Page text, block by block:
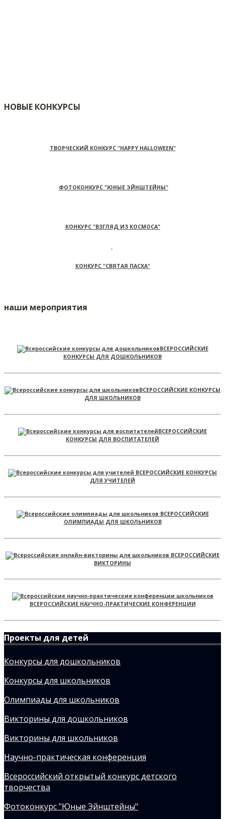
НОВЫЕ КОНКУРСЫ
ТВОРЧЕСКИЙ КОНКУРС "HAPPY HALLOWEEN"
ФОТОКОНКУРС "ЮНЫЕ ЭЙНШТЕЙНЫ"
КОНКУРС "ВЗГЛЯД ИЗ КОСМОСА"
КОНКУРС "СВЯТАЯ ПАСХА"
наши мероприятия
ВСЕРОССИЙСКИЕ
КОНКУРСЫ ДЛЯ ДОШКОЛЬНИКОВ
ВСЕРОССИЙСКИЕ КОНКУРСЫ
ДЛЯ ШКОЛЬНИКОВ
ВСЕРОССИЙСКИЕ
КОНКУРСЫ ДЛЯ ВОСПИТАТЕЛЕЙ
ВСЕРОССИЙСКИЕ КОНКУРСЫ
ДЛЯ УЧИТЕЛЕЙ
ВСЕРОССИЙСКИЕ
ОЛИМПИАДЫ ДЛЯ ШКОЛЬНИКОВ
ВСЕРОССИЙСКИЕ
ВИКТОРИНЫ
ВСЕРОССИЙСКИЕ НАУЧНО-ПРАКТИЧЕСКИЕ КОНФЕРЕНЦИИ
Проекты для детей
Конкурсы для дошкольников
Конкурсы для школьников
Олимпиады для школьников
Викторины для дошкольников
Викторины для школьников
Научно-практическая конференция
Всероссийский открытый конкурс детского
творчества
Фотоконкурс "Юные Эйнштейны"